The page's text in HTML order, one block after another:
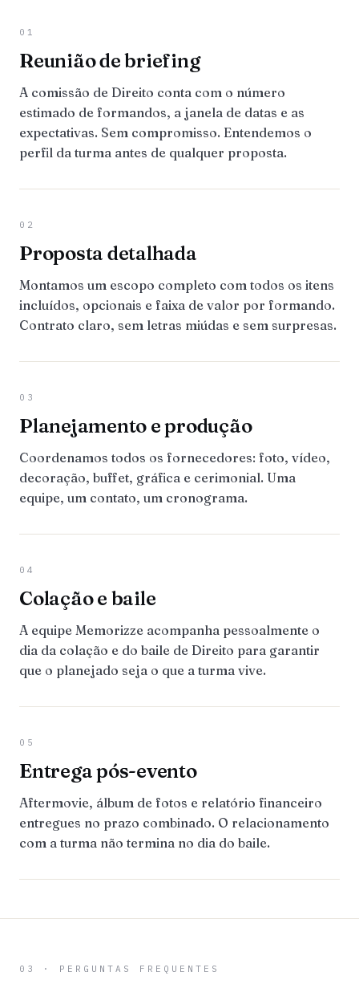
01
Reunião de briefing
A comissão de Direito conta com o número
estimado de formandos, a janela de datas e as
expectativas. Sem compromisso. Entendemos o
perfil da turma antes de qualquer proposta.
02
Proposta detalhada
Montamos um escopo completo com todos os itens
incluídos, opcionais e faixa de valor por formando.
Contrato claro, sem letras miúdas e sem surpresas.
03
Planejamento e produção
Coordenamos todos os fornecedores: foto, vídeo,
decoração, buffet, gráfica e cerimonial. Uma
equipe, um contato, um cronograma.
04
Colação e baile
A equipe Memorizze acompanha pessoalmente o
dia da colação e do baile de Direito para garantir
que o planejado seja o que a turma vive.
05
Entrega pós-evento
Aftermovie, álbum de fotos e relatório financeiro
entregues no prazo combinado. O relacionamento
com a turma não termina no dia do baile.
03 · PERGUNTAS FREQUENTES